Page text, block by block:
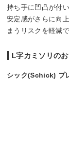
持ち手に凹凸が付
安定感がさらに向
まうリスクを軽減で
L字カミソリの
シック(Schick) プ